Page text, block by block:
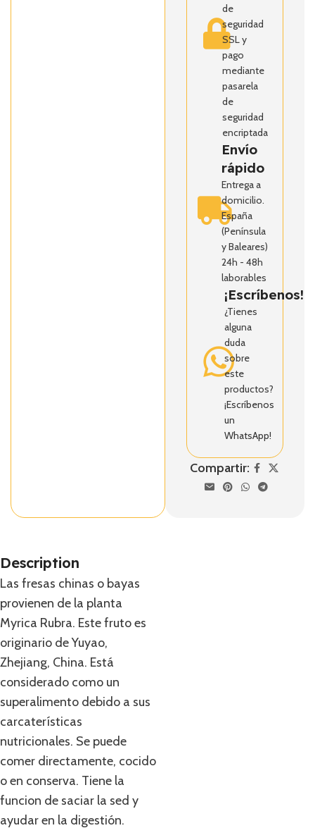
de
seguridad
SSL y
pago
mediante
pasarela
de
seguridad
encriptada
Envío
rápido
Entrega a
domicilio.
España
(Península
y Baleares)
24h - 48h
laborables
¡Escríbenos!
¿Tienes
alguna
duda
sobre
este
productos?
¡Escríbenos
un
WhatsApp!
Compartir:
Description
Las fresas chinas o bayas
provienen de la planta
Myrica Rubra. Este fruto es
originario de Yuyao,
Zhejiang, China. Está
considerado como un
superalimento debido a sus
carcaterísticas
nutricionales. Se puede
comer directamente, cocido
o en conserva. Tiene la
funcion de saciar la sed y
ayudar en la digestión.